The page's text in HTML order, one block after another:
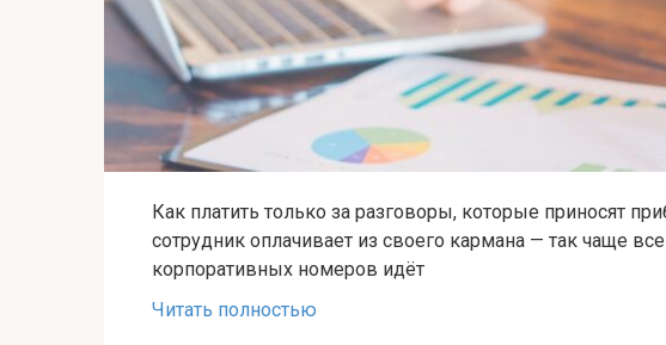
Как платить только за разговоры, которые приносят
сотрудник оплачивает из своего кармана — так чаще
корпоративных номеров идёт
Читать полностью